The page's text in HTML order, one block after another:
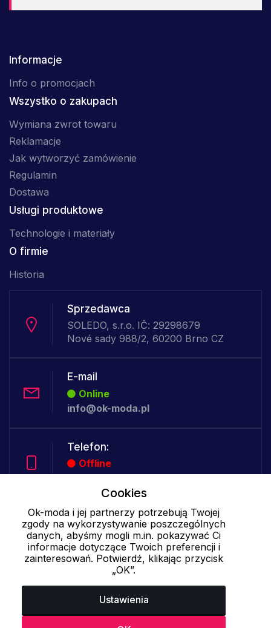
Informacje
Info o promocjach
Wszystko o zakupach
Wymiana zwrot towaru
Reklamacje
Jak wytworzyć zamówienie
Regulamin
Dostawa
Usługi produktowe
Technologie i materiały
O firmie
Historia
Sprzedawca
SOLEDO, s.r.o. IČ: 29298679
Nové sady 988/2, 60200 Brno CZ
E-mail
Online
info@ok-moda.pl
Telefon:
Offline
Cookies - szczegółowe ustawienia |Więcej informacji |
prywatności
Cookies
Ok-moda i jej partnerzy potrzebują Twojej
zgody na wykorzystywanie poszczególnych
danych, abyśmy mogli m.in. pokazywać Ci
informacje dotyczące Twoich preferencji i
zainteresowań. Potwierdź, klikając przycisk
„OK”.
Ustawienia